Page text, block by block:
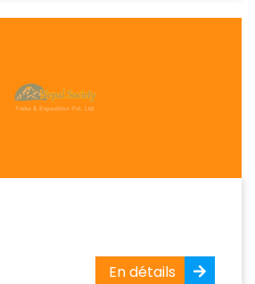
En détails